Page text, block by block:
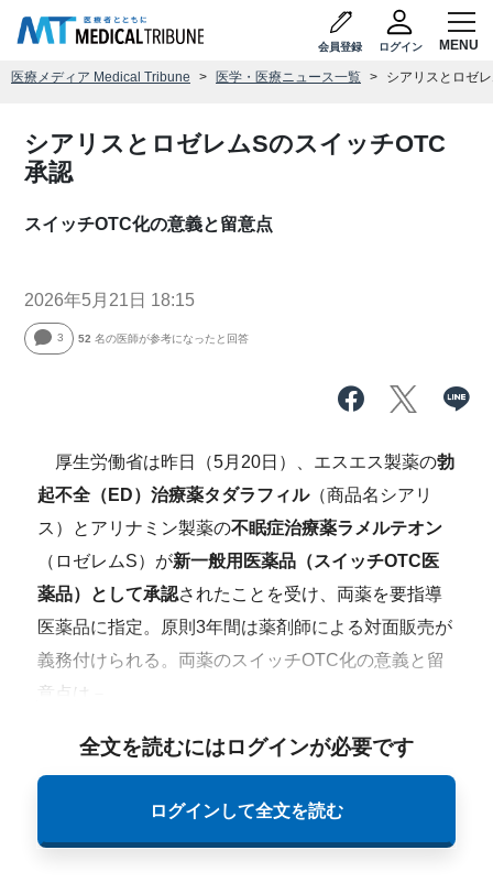
会員登録 ログイン
医療メディア Medical Tribune 医学・医療ニュース一覧 シアリスとロゼ
シアリスとロゼレムSのスイッチOTC
承認
スイッチOTC化の意義と留意点
2026年5月21日 18:15
3 52 名の医師が参考になったと回答
厚生労働省は昨日（5月20日）、エスエス製薬の勃
起不全（ED）治療薬タダラフィル（商品名シアリ
ス）とアリナミン製薬の不眠症治療薬ラメルテオン
（ロゼレムS）が新一般用医薬品（スイッチOTC医
薬品）として承認されたことを受け、両薬を要指導
医薬品に指定。原則3年間は薬剤師による対面販売が
義務付けられる。両薬のスイッチOTC化の意義と留
意点は－。
全文を読むにはログインが必要です
ログインして全文を読む